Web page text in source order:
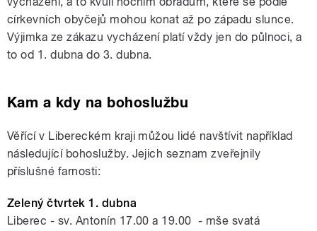
církevních obyčejů mohou konat až po západu slunce.
Výjimka ze zákazu vycházení platí vždy jen do půlnoci, a
to od 1. dubna do 3. dubna.
Kam a kdy na bohoslužbu
Věřící v Libereckém kraji můžou lidé navštívit například
následující bohoslužby. Jejich seznam zveřejnily
příslušné farnosti:
Zelený čtvrtek 1. dubna
Liberec - sv. Antonín 17.00 a 19.00 - mše svatá